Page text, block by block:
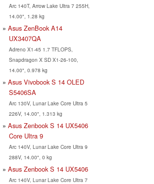
Arc 140T, Arrow Lake Ultra 7 255H,
14.00", 1.28 kg
Asus ZenBook A14
UX3407QA
Adreno X1-45 1.7 TFLOPS,
Snapdragon X SD X1-26-100,
14.00", 0.978 kg
Asus Vivobook S 14 OLED
S5406SA
Arc 130V, Lunar Lake Core Ultra 5
226V, 14.00", 1.313 kg
Asus Zenbook S 14 UX5406
Core Ultra 9
Arc 140V, Lunar Lake Core Ultra 9
288V, 14.00", 0 kg
Asus Zenbook S 14 UX5406
Arc 140V, Lunar Lake Core Ultra 7